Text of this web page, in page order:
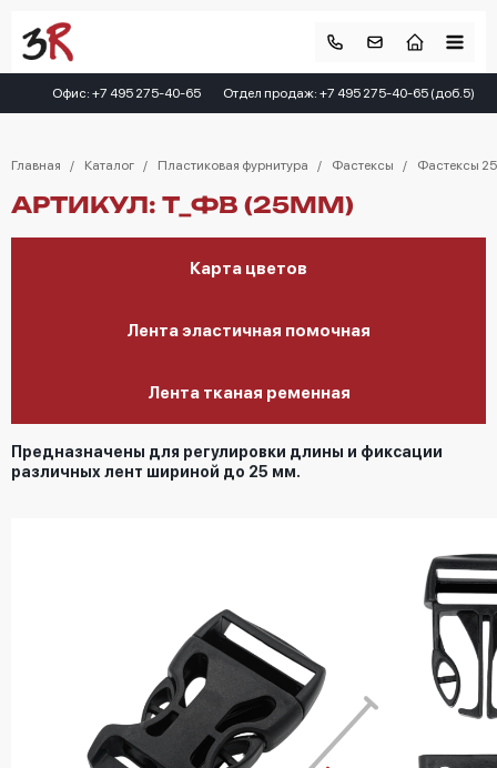
Офис: +7 495 275-40-65 Отдел продаж: +7 495 275-40-65 (доб.5)
Главная Каталог Пластиковая фурнитура Фастексы Фастексы
АРТИКУЛ: T_ФВ (25ММ)
Карта цветов
Лента эластичная помочная
Лента тканая ременная
Предназначены для регулировки длины и фиксации
различных лент шириной до 25 мм.